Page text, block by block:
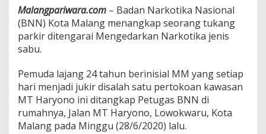
r
t
o
a
n
D
i
t
a
Malangpariwara.com – Badan Narkotika Nasional
(BNN) Kota Malang menangkap seorang tukang
parkir ditengarai Mengedarkan Narkotika jenis
sabu.
Pemuda lajang 24 tahun berinisial MM yang setiap
hari menjadi jukir disalah satu pertokoan kawasan
MT Haryono ini ditangkap Petugas BNN di
rumahnya, Jalan MT Haryono, Lowokwaru, Kota
Malang pada Minggu (28/6/2020) lalu.